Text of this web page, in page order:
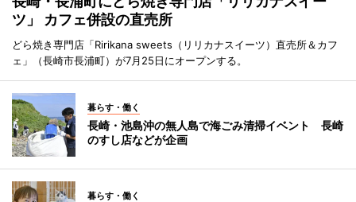
ツ」 カフェ併設の直売所
どら焼き専門店「Ririkana sweets（リリカナスイーツ）直売所＆カフ
ェ」（長崎市長浦町）が7月25日にオープンする。
暮らす・働く
長崎・池島沖の無人島で海ごみ清掃イベント 長崎
のすし店などが企画
暮らす・働く